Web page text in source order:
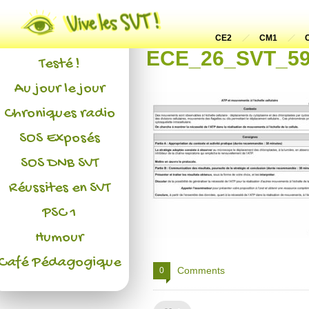
CE2 CM1
0 Comments
Actualités
L'association
Testé !
Au jour le jour
Chroniques radio
SOS Exposés
SOS DNB SVT
Réussites en SVT
PSC 1
Humour
Pédagogique